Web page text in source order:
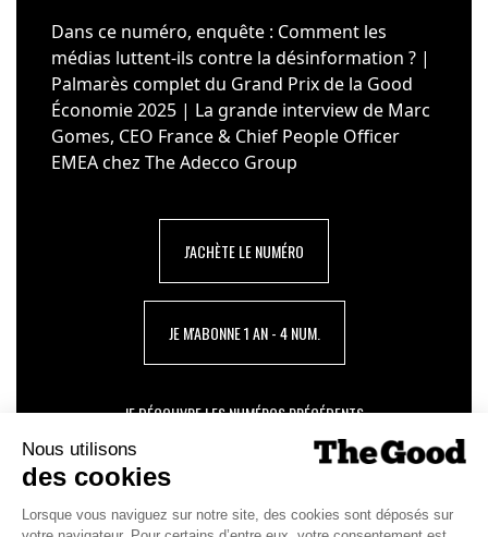
Dans ce numéro, enquête : Comment les
médias luttent-ils contre la désinformation ? |
Palmarès complet du Grand Prix de la Good
Économie 2025 | La grande interview de Marc
Gomes, CEO France & Chief People Officer
EMEA chez The Adecco Group
J'ACHÈTE LE NUMÉRO
JE M'ABONNE 1 AN - 4 NUM.
JE DÉCOUVRE LES NUMÉROS PRÉCÉDENTS
Je suis déjà abonné(e) :
version digitale